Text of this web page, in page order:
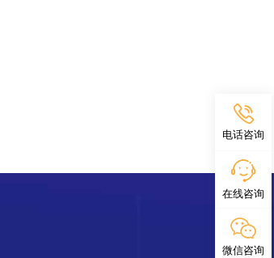
电话咨询
在线咨询
微信咨询